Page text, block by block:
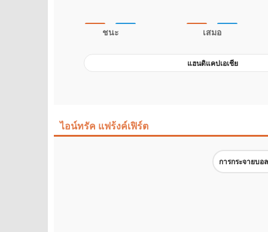
ชนะ เสมอ
แฮนดิแคปเอเชีย
ไอน์ทรัค แฟร้งค์เฟิร์ต
การกระจายบอ